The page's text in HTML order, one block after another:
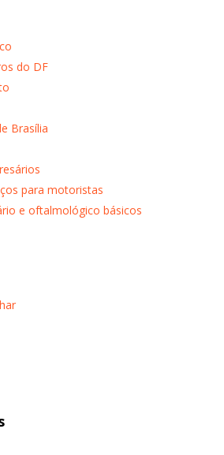
do DF
Brasília
para motoristas
e oftalmológico básicos